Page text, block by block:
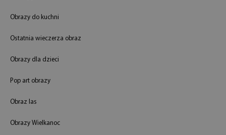
Obrazy do kuchni
Ostatnia wieczerza obraz
Obrazy dla dzieci
Pop art obrazy
Obraz las
Obrazy Wielkanoc